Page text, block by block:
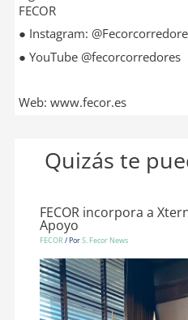
FECOR
● Instagram:
● YouTube @fecorcorredores
Web: www.fecor.es
Quizás te
FECOR incorpora a
Apoyo
FECOR / PorS. Fecor News